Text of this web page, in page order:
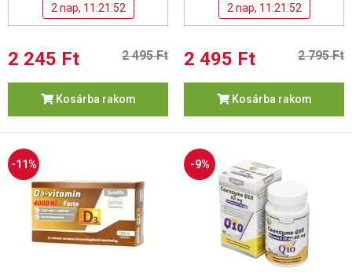
2 nap, 11:21:52
2 245 Ft 2 495 Ft
Kosárba rakom
2 nap, 11:21:52
2 495 Ft 2 795 Ft
Kosárba rakom
-11% -9%